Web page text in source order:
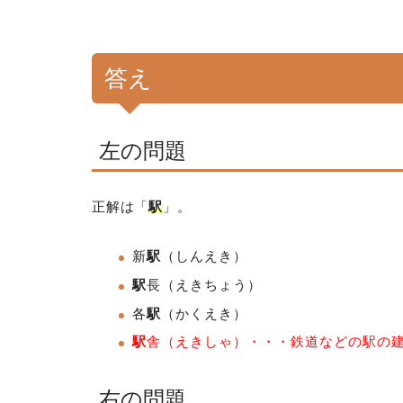
答え
左の問題
正解は「駅」。
新駅
（しんえき）
駅長 （えきちょう）
各駅
（かくえき）
駅舎 （えきしゃ）・・・鉄道などの駅の